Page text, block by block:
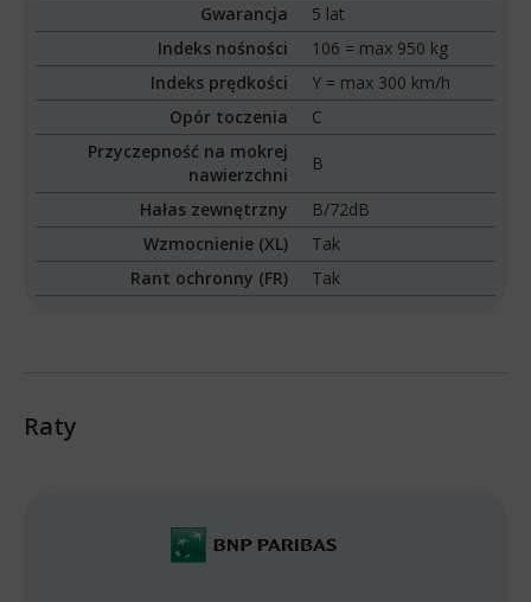
Gwarancja
5 lat
Indeks nośności
106 = max 950 kg
Indeks prędkości
Y = max 300 km/h
Opór toczenia
C
Przyczepność na mokrej
nawierzchni
B
Hałas zewnętrzny
B/72dB
Wzmocnienie (XL)
Tak
Rant ochronny (FR)
Tak
Raty